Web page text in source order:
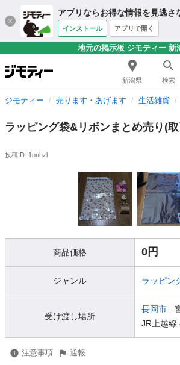
アプリならお得な情報を見逃さ
インストール アプリで開く
地元の掲示板 ジモティー 新
新潟県 検索
ジモティー 売ります・あげます 生活雑貨
ラッピング袋&リボンまとめ売り(
投稿ID: 1puhzl
商品価格 0円
ジャンル ラッピン
受け渡し場所
長岡市 -
JR上越線
注意事項 通報